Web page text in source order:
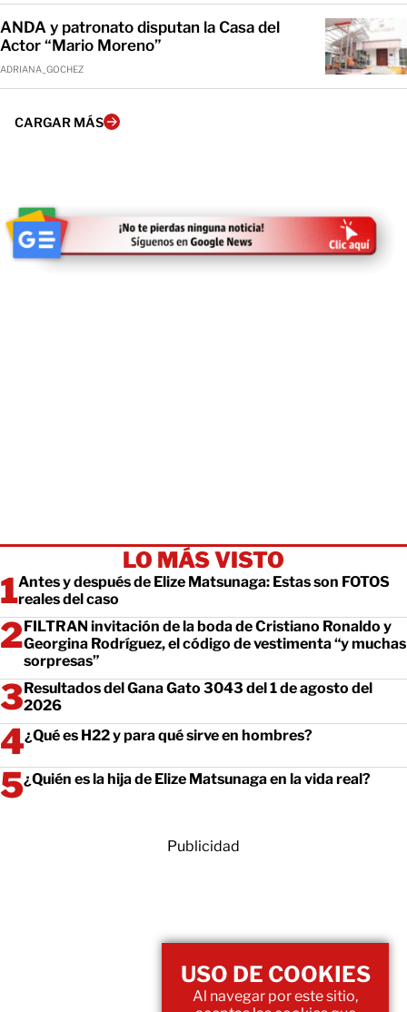
ANDA y patronato disputan la Casa del
Actor “Mario Moreno”
ADRIANA_GOCHEZ
CARGAR MÁS
LO MÁS VISTO
Antes y después de Elize Matsunaga: Estas son FOTOS
reales del caso
FILTRAN invitación de la boda de Cristiano Ronaldo y
Georgina Rodríguez, el código de vestimenta “y muchas
sorpresas”
Resultados del Gana Gato 3043 del 1 de agosto del
2026
¿Qué es H22 y para qué sirve en hombres?
¿Quién es la hija de Elize Matsunaga en la vida real?
Publicidad
USO DE COOKIES
Al navegar por este sitio,